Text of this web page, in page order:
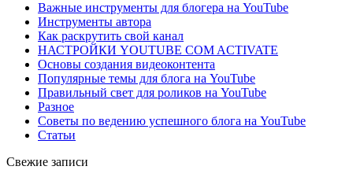
Важные инструменты для блогера на YouTube
Инструменты автора
Как раскрутить свой канал
НАСТРОЙКИ YOUTUBE COM ACTIVATE
Основы создания видеоконтента
Популярные темы для блога на YouTube
Правильный свет для роликов на YouTube
Разное
Советы по ведению успешного блога на YouTube
Статьи
Свежие записи